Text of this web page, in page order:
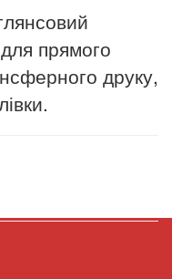
прямого
друку,